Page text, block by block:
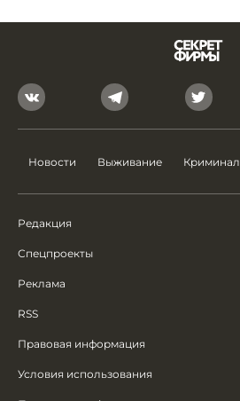
Новости Выживание Криминал
Редакция
Спецпроекты
Реклама
RSS
Правовая информация
Условия использования